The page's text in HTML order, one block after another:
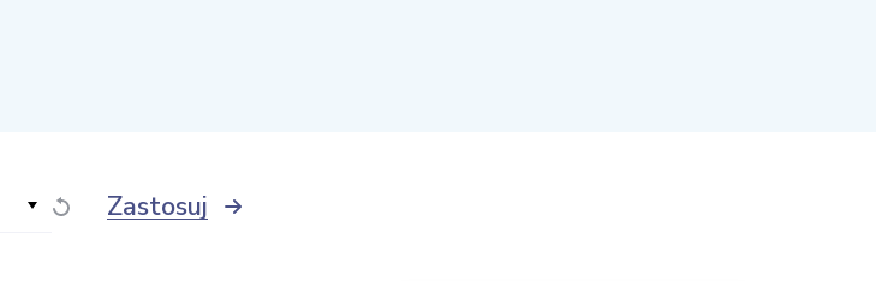
Zastosuj